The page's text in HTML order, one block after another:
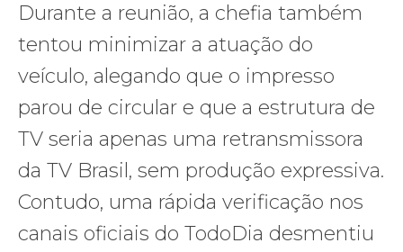
Durante a reunião, a chefia também
tentou minimizar a atuação do
veículo, alegando que o impresso
parou de circular e que a estrutura de
TV seria apenas uma retransmissora
da TV Brasil, sem produção expressiva.
Contudo, uma rápida verificação nos
canais oficiais do TodoDia desmentiu